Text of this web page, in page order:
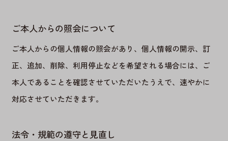
ご本人からの照会について
ご本人からの個人情報の照会があり、個人情報の開示、訂
正、追加、削除、利用停止などを希望される場合には、ご
本人であることを確認させていただいたうえで、速やかに
対応させていただきます。
法令・規範の遵守と見直し